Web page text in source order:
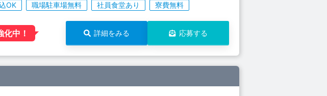
OK 職場駐車場無料 社員食堂あり 寮費無料
化中！ 詳細をみる 応募する